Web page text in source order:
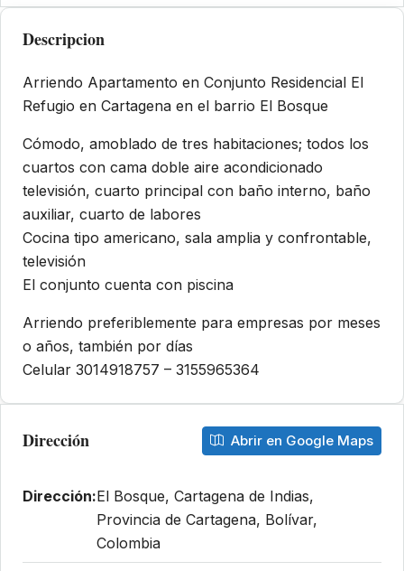
Descripcion
Arriendo Apartamento en Conjunto Residencial El
Refugio en Cartagena en el barrio El Bosque
Cómodo, amoblado de tres habitaciones; todos los
cuartos con cama doble aire acondicionado
televisión, cuarto principal con baño interno, baño
auxiliar, cuarto de labores
Cocina tipo americano, sala amplia y confrontable,
televisión
El conjunto cuenta con piscina
Arriendo preferiblemente para empresas por meses
o años, también por días
Celular 3014918757 – 3155965364
Dirección Abrir en Google Maps
Dirección:El Bosque, Cartagena de Indias,
Provincia de Cartagena, Bolívar,
Colombia